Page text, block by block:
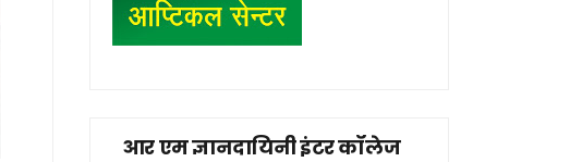
आर एम ज्ञानदायिनी इंटर कॉलेज